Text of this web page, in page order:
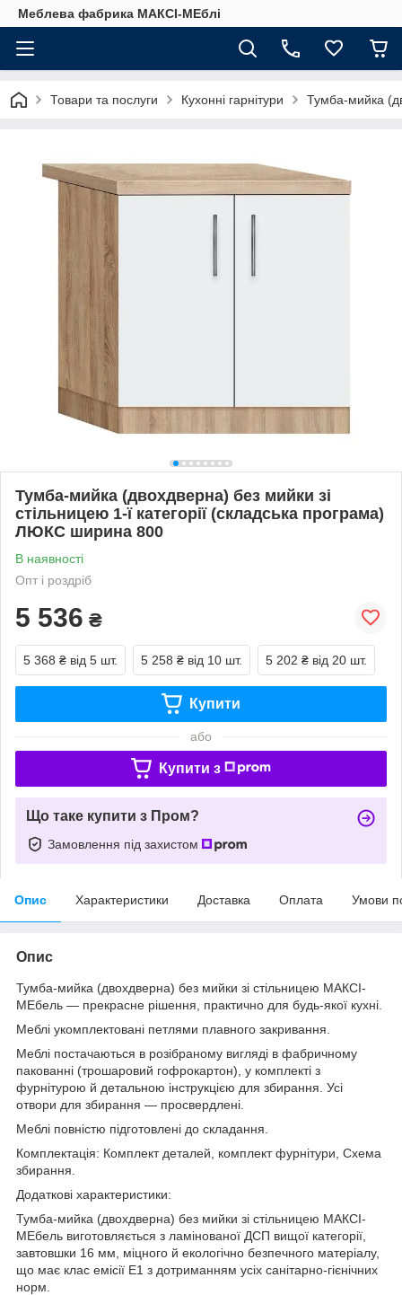
Меблева фабрика МАКСІ-МЕблі
Товари та послуги Кухонні гарнітури Тумба-мийка
Тумба-мийка (двохдверна) без мийки зі
стільницею 1-ї категорії (складська програма)
ЛЮКС ширина 800
В наявності
Опт і роздріб
5 536 ₴
5 368 ₴ від 5 шт. 5 258 ₴ від 10 шт. 5 202 ₴ від 20 шт.
Купити
або
Купити з
Що таке купити з Пром?
Замовлення під захистом
Опис Характеристики Доставка Оплата Умови
Опис
Тумба-мийка (двохдверна) без мийки зі стільницею МАКСІ-
МЕбель — прекрасне рішення, практично для будь-якої кухні.
Меблі укомплектовані петлями плавного закривання.
Меблі постачаються в розібраному вигляді в фабричному
пакованні (трошаровий гофрокартон), у комплекті з
фурнітурою й детальною інструкцією для збирання. Усі
отвори для збирання — просвердлені.
Меблі повністю підготовлені до складання.
Комплектація: Комплект деталей, комплект фурнітури, Схема
збирання.
Додаткові характеристики:
Тумба-мийка (двохдверна) без мийки зі стільницею МАКСІ-
МЕбель виготовляється з ламінованої ДСП вищої категорії,
завтовшки 16 мм, міцного й екологічно безпечного матеріалу,
що має клас емісії Е1 з дотриманням усіх санітарно-гієнічних
норм.